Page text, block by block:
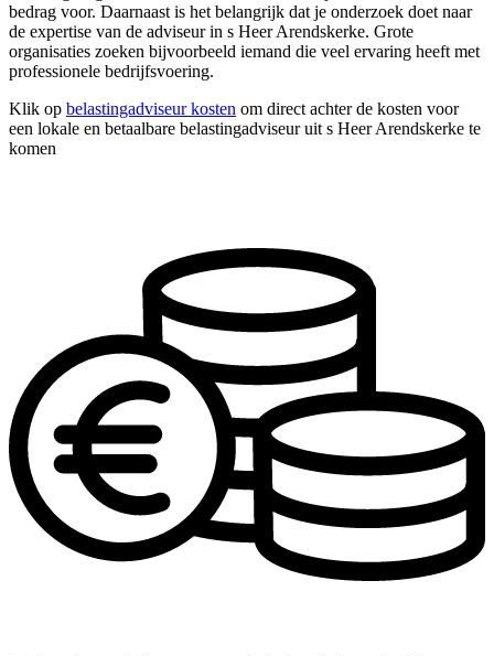
bedrag voor. Daarnaast is het belangrijk dat je onderzoek doet naar
de expertise van de adviseur in s Heer Arendskerke. Grote
organisaties zoeken bijvoorbeeld iemand die veel ervaring heeft met
professionele bedrijfsvoering.
Klik op belastingadviseur kosten om direct achter de kosten voor
een lokale en betaalbare belastingadviseur uit s Heer Arendskerke te
komen